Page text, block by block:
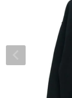
7.8inch
7.9inch
57mm
ボーンズ XF（
ボーンズ STF（
パウエルペラル
デッキテープ
24.5cm
シューレース・そ
トレーナー・
ショーツ
INFO
スケートパーク情
プライバシーポリ
特定商取引法に基